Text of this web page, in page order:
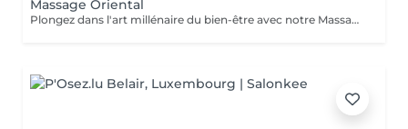
Massage Oriental
Plongez dans l'art millénaire du bien-être avec notre Massage Oriental. Cette expérience vous transporte vers des contrées lointaines, alliant des techniques de massage traditionnelles à des parfums envoûtants. Laissez-vous envelopper par des mouvements doux et apaisants qui éveillent vos sens tout en relâchant les tensions. Découvrez l'harmonie du corps et de l'esprit dans une atmosphère exotique. Réservez votre voyage vers la sérénité aujourd'hui.